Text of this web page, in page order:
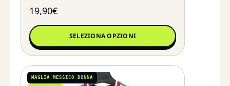
19,90€
SELEZIONA OPZIONI
MAGLIA MESSICO DONNA